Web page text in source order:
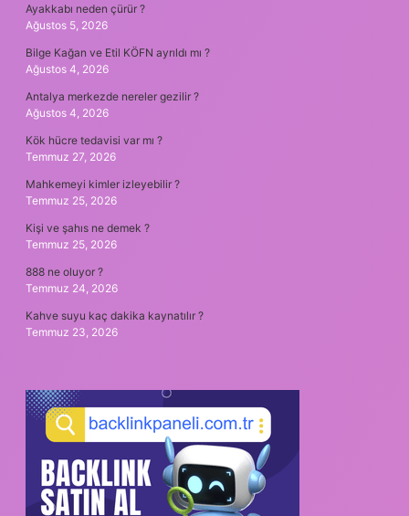
Ayakkabı neden çürür ?
Ağustos 5, 2026
Bilge Kağan ve Etil KÖFN ayrıldı mı ?
Ağustos 4, 2026
Antalya merkezde nereler gezilir ?
Ağustos 4, 2026
Kök hücre tedavisi var mı ?
Temmuz 27, 2026
Mahkemeyi kimler izleyebilir ?
Temmuz 25, 2026
Kişi ve şahıs ne demek ?
Temmuz 25, 2026
888 ne oluyor ?
Temmuz 24, 2026
Kahve suyu kaç dakika kaynatılır ?
Temmuz 23, 2026